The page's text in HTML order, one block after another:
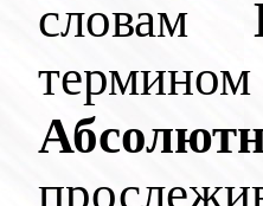
словам
термином